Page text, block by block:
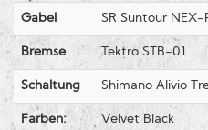
Gabel SR Suntour NEX-
Bremse Tektro STB-01
Schaltung Shimano Alivio
Farben: Velvet Black